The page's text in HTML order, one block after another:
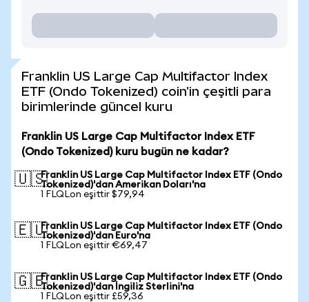
Franklin US Large Cap Multifactor Index
ETF (Ondo Tokenized) coin'in çeşitli para
birimlerinde güncel kuru
Franklin US Large Cap Multifactor Index ETF
(Ondo Tokenized) kuru bugün ne kadar?
🇺🇸Franklin US Large Cap Multifactor Index ETF (Ondo
Tokenized)'dan Amerikan Doları'na
1 FLQLon eşittir $79,94
🇪🇺Franklin US Large Cap Multifactor Index ETF (Ondo
Tokenized)'dan Euro'na
1 FLQLon eşittir €69,47
🇬🇧Franklin US Large Cap Multifactor Index ETF (Ondo
Tokenized)'dan İngiliz Sterlini'na
1 FLQLon eşittir £59,36